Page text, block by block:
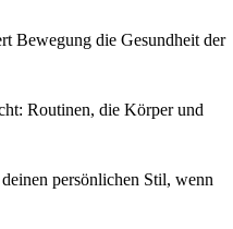
Bewegung die Gesundheit der
Routinen, die Körper und
persönlichen Stil, wenn